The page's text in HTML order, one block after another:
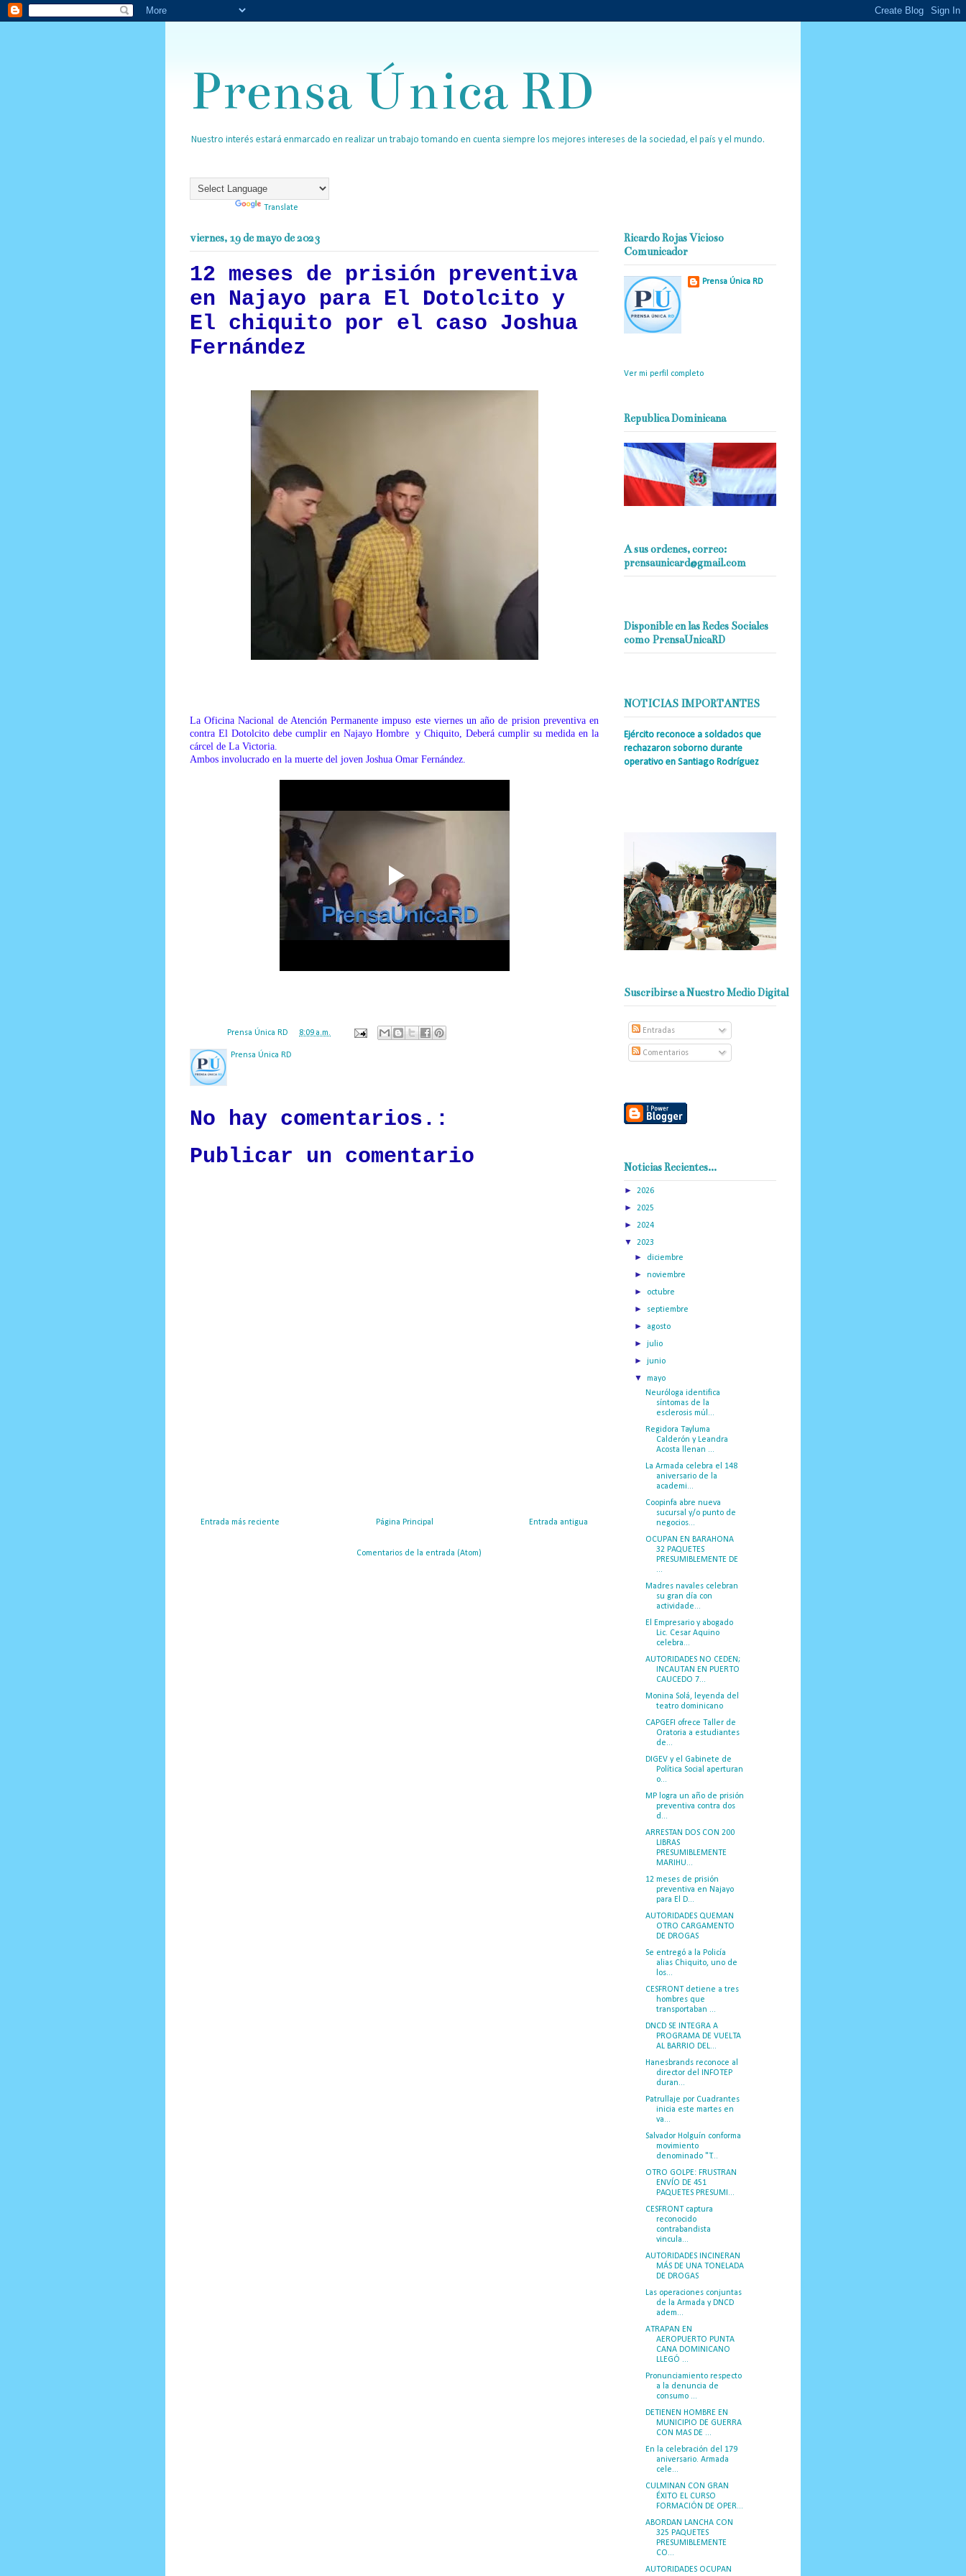
Prensa Única RD
Nuestro interés estará enmarcado en realizar un trabajo tomando en cuenta siempre los mejores intereses de la sociedad, el país y el mundo.
Translate
viernes, 19 de mayo de 2023
12 meses de prisión preventiva
en Najayo para El Dotolcito y
El chiquito por el caso Joshua
Fernández
La Oficina Nacional de Atención Permanente impuso este viernes un año de prision preventiva en
contra El Dotolcito debe cumplir en Najayo Hombre y Chiquito, Deberá cumplir su medida en la
cárcel de La Victoria.
Ambos involucrado en la muerte del joven Joshua Omar Fernández.
Prensa Única RD 8:09 a.m.
Prensa Única RD
No hay comentarios.:
Publicar un comentario
Entrada más reciente Entrada antigua
Página Principal
Comentarios de la entrada (Atom)
Ricardo Rojas Vicioso
Comunicador
Prensa Única RD
Ver mi perfil completo
Republica Dominicana
A sus ordenes, correo:
prensaunicard@gmail.com
Disponible en las Redes Sociales
como PrensaUnicaRD
NOTICIAS IMPORTANTES
Ejército reconoce a soldados que
rechazaron soborno durante
operativo en Santiago Rodríguez
Suscribirse a Nuestro Medio Digital
Entradas
Comentarios
Noticias Recientes...
► 2026
► 2025
► 2024
▼ 2023
► diciembre
►noviembre
► octubre
► septiembre
► agosto
►julio
►junio
▼mayo
Neuróloga identifica
síntomas de la
esclerosis múl...
Regidora Tayluma
Calderón y Leandra
Acosta llenan ...
La Armada celebra el 148
aniversario de la
academi...
Coopinfa abre nueva
sucursal y/o punto de
negocios...
OCUPAN EN BARAHONA
32 PAQUETES
PRESUMIBLEMENTE DE
...
Madres navales celebran
su gran día con
actividade...
El Empresario y abogado
Lic. Cesar Aquino
celebra...
AUTORIDADES NO CEDEN;
INCAUTAN EN PUERTO
CAUCEDO 7...
Monina Solá, leyenda del
teatro dominicano
CAPGEFI ofrece Taller de
Oratoria a estudiantes
de...
DIGEV y el Gabinete de
Política Social aperturan
o...
MP logra un año de prisión
preventiva contra dos
d...
ARRESTAN DOS CON 200
LIBRAS
PRESUMIBLEMENTE
MARIHU...
12 meses de prisión
preventiva en Najayo
para El D...
AUTORIDADES QUEMAN
OTRO CARGAMENTO
DE DROGAS
Se entregó a la Policía
alias Chiquito, uno de
los...
CESFRONT detiene a tres
hombres que
transportaban ...
DNCD SE INTEGRA A
PROGRAMA DE VUELTA
AL BARRIO DEL...
Hanesbrands reconoce al
director del INFOTEP
duran...
Patrullaje por Cuadrantes
inicia este martes en
va...
Salvador Holguín conforma
movimiento
denominado "T...
OTRO GOLPE: FRUSTRAN
ENVÍO DE 451
PAQUETES PRESUMI...
CESFRONT captura
reconocido
contrabandista
vincula...
AUTORIDADES INCINERAN
MÁS DE UNA TONELADA
DE DROGAS
Las operaciones conjuntas
de la Armada y DNCD
adem...
ATRAPAN EN
AEROPUERTO PUNTA
CANA DOMINICANO
LLEGÓ ...
Pronunciamiento respecto
a la denuncia de
consumo ...
DETIENEN HOMBRE EN
MUNICIPIO DE GUERRA
CON MAS DE ...
En la celebración del 179
aniversario. Armada
cele...
CULMINAN CON GRAN
ÉXITO EL CURSO
FORMACIÓN DE OPER...
ABORDAN LANCHA CON
325 PAQUETES
PRESUMIBLEMENTE
CO...
AUTORIDADES OCUPAN